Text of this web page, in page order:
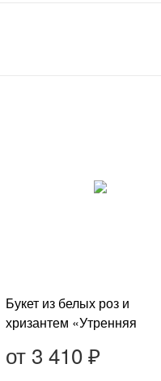
Букет из белых роз и
хризантем «Утренняя
от 3 410 ₽